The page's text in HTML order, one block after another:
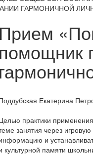
ГАРМОНИЧНОЙ
Прием
помощник
Екатерина
практики
занятия через
и
культурной памяти